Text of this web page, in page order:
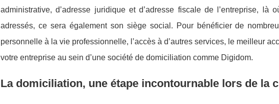
administrative, d’adresse juridique et d’adresse fiscale de l’entreprise, là
adressés, ce sera également son siège social. Pour bénéficier de
personnelle à la vie professionnelle, l’accès à d’autres services, le meilleur
votre entreprise au sein d’une société de domiciliation comme Digidom.
La domiciliation, une étape incontournable lors de la